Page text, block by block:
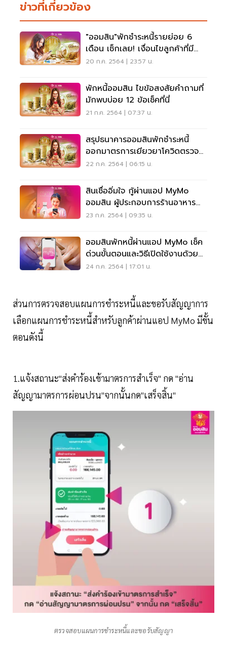
ข่าวที่เกี่ยวข้อง
"ออมสิน"พักชำระหนี้รายย่อย 6
เดือน เช็กเลย! เงื่อนไขลูกค้าที่มี
สิทธิ
20 ก.ค. 2564 | 23:57 น.
พักหนี้ออมสิน ไขข้อสงสัยคำถามที่
มักพบบ่อย 12 ข้อเช็คที่นี่
21 ก.ค. 2564 | 07:37 น.
สรุปธนาคารออมสินพักชำระหนี้
ออกมาตรการเยียวยาโควิดตรวจ
สอบได้ที่นี่
22 ก.ค. 2564 | 06:15 น.
สินเชื่ออิ่มใจ กู้ผ่านแอป MyMo
ออมสิน ผู้ประกอบการร้านอาหาร
เช็คด่วนที่นี่
23 ก.ค. 2564 | 09:35 น.
ออมสินพักหนี้ผ่านแอป MyMo เช็ค
ด่วนขั้นตอนและวิธีเปิดใช้งานด้วย
บัตรเดบิต
24 ก.ค. 2564 | 17:01 น.
ส่วนการตรวจสอบแผนการชำระหนี้และขอรับสัญญาการ
เลือกแผนการชำระหนี้สำหรับลูกค้าผ่านแอป MyMo มีขั้น
ตอนดังนี้
1.แจ้งสถานะ"ส่งคำร้องเข้ามาตรการสำเร็จ" กด "อ่าน
สัญญามาตรการผ่อนปรน"จากนั้นกด"เสร็จสิ้น"
ตรวจสอบแผนการชำระหนี้และขอรับสัญญา